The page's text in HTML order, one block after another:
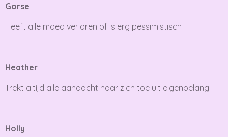
Gorse
Heeft alle moed verloren of is erg pessimistisch
Heather
Trekt altijd alle aandacht naar zich toe uit eigenbelang
Holly